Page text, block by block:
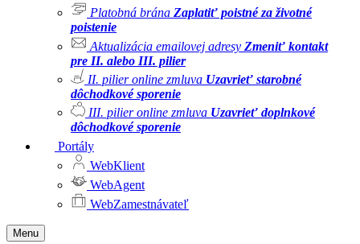
Platobná brána Zaplatiť poistné za životné
poistenie
Aktualizácia emailovej adresy Zmeniť kontakt
pre II. alebo III. pilier
II. pilier online zmluva Uzavrieť starobné
dôchodkové sporenie
III. pilier online zmluva Uzavrieť doplnkové
dôchodkové sporenie
Portály
WebKlient
WebAgent
WebZamestnávateľ
Menu